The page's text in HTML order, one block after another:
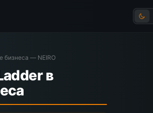
бизнеса — NEIRO
в